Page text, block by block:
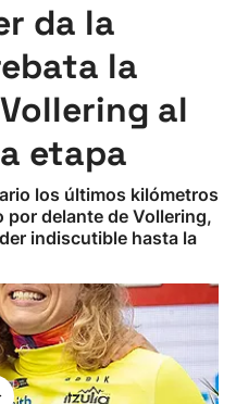
da la
la
al
etapa
los últimos kilómetros
delante de Vollering,
indiscutible hasta la